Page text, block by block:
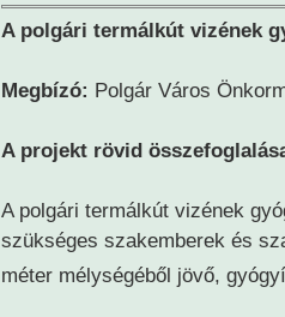
A polgári termálkút vizének
Megbízó: Polgár Város
A projekt rövid
A polgári termálkút vizének
szükséges szakemberek és
méter mélységéből jövő,